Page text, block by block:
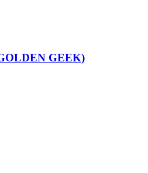
GEEK)